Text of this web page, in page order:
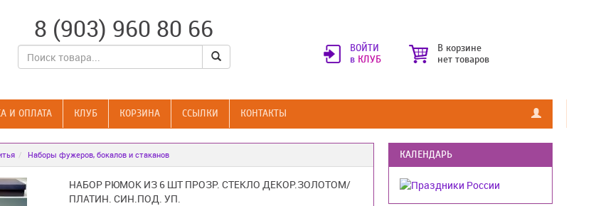
8 (903) 960 80 66
ВОЙТИ
в КЛУБ
В корзине
нет товаров
И ОПЛАТА КЛУБ КОРЗИНА CСЫЛКИ КОНТАКТЫ
Наборы фужеров, бокалов и стаканов
НАБОР РЮМОК ИЗ 6 ШТ ПРОЗР. СТЕКЛО ДЕКОР.ЗОЛОТОМ/
ПЛАТИН. СИН.ПОД. УП.
КАЛЕНДАРЬ